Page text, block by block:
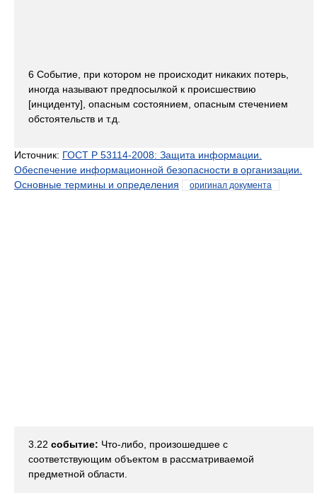
6 Событие, при котором не происходит никаких потерь,
иногда называют предпосылкой к происшествию
[инциденту], опасным состоянием, опасным стечением
обстоятельств и т.д.
Источник: ГОСТ Р 53114-2008: Защита информации.
Обеспечение информационной безопасности в организации.
Основные термины и определения
оригинал документа
3.22 событие: Что-либо, произошедшее с
соответствующим объектом в рассматриваемой
предметной области.